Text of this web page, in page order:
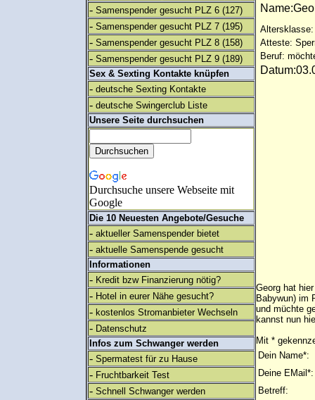
- Samenspender gesucht PLZ 6 (127)
- Samenspender gesucht PLZ 7 (195)
- Samenspender gesucht PLZ 8 (158)
- Samenspender gesucht PLZ 9 (189)
Sex & Sexting Kontakte knüpfen
- deutsche Sexting Kontakte
- deutsche Swingerclub Liste
Unsere Seite durchsuchen
Durchsuche unsere Webseite mit
Google
Die 10 Neuesten Angebote/Gesuche
- aktueller Samenspender bietet
- aktuelle Samenspende gesucht
Informationen
- Kredit bzw Finanzierung nötig?
- Hotel in eurer Nähe gesucht?
- kostenlos Stromanbieter Wechseln
- Datenschutz
Infos zum Schwanger werden
- Spermatest für zu Hause
- Fruchtbarkeit Test
- Schnell Schwanger werden
Altersklasse:
Atteste:
Beruf:
Georg hat
Babywun) im
und müchte
kannst nun
Mit *
Dein Name*:
Deine EMail*:
Betreff: